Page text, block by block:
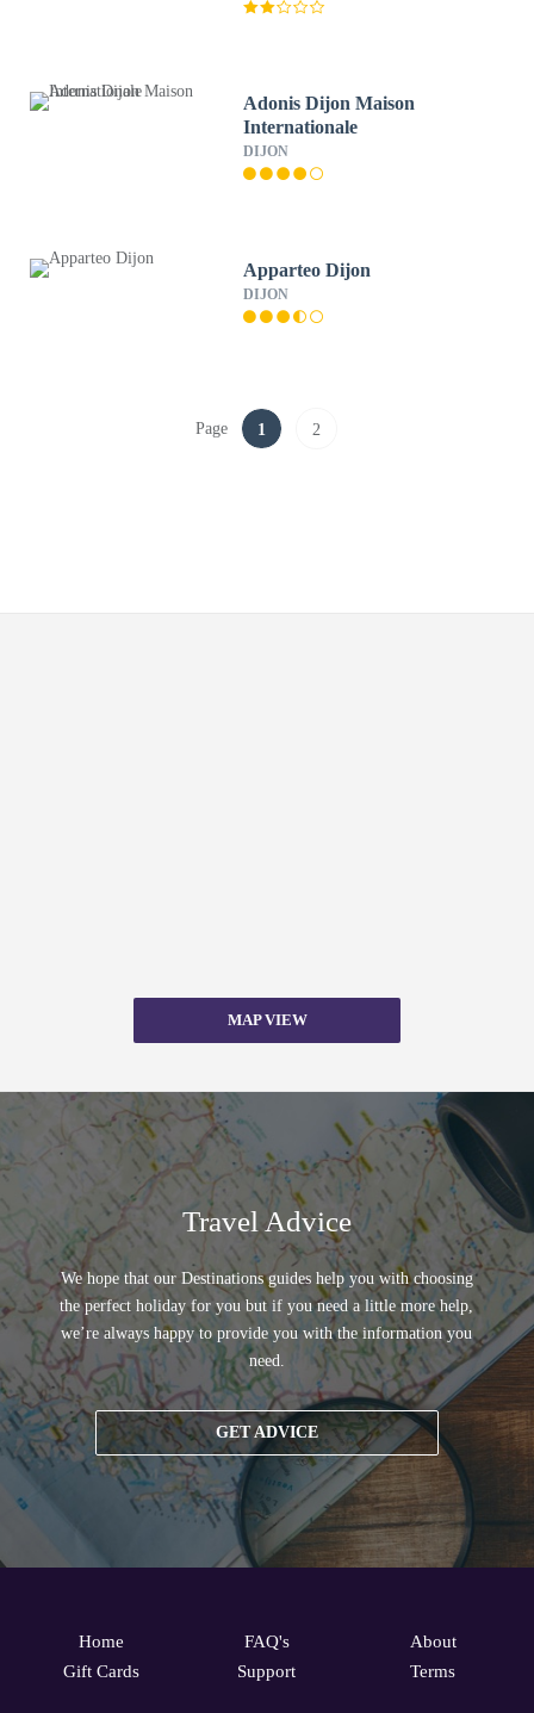
Adonis Dijon Maison
Internationale
DIJON
Apparteo Dijon
DIJON
Page 1 2
MAP VIEW
Travel Advice
We hope that our Destinations guides help you with choosing
the perfect holiday for you but if you need a little more help,
we’re always happy to provide you with the information you
need.
GET ADVICE
Home
Gift Cards
FAQ's
Support
About
Terms